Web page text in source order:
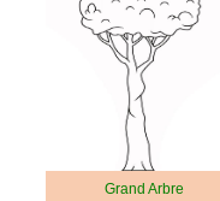
Grand Arbre